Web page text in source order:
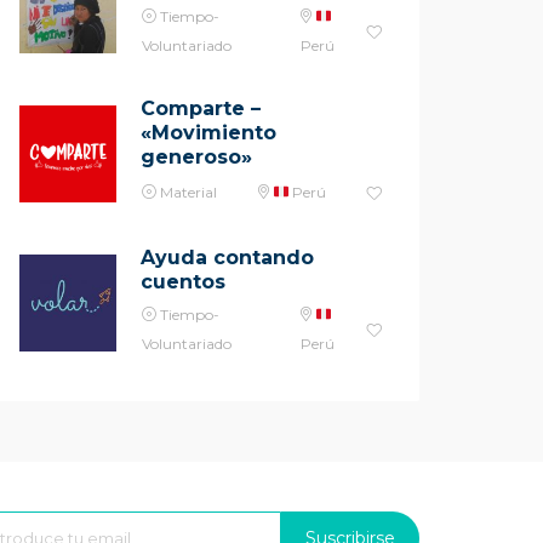
Tiempo-
Voluntariado
Perú
Comparte –
«Movimiento
generoso»
Material Perú
Ayuda contando
cuentos
Tiempo-
Voluntariado
Perú
Suscribirse